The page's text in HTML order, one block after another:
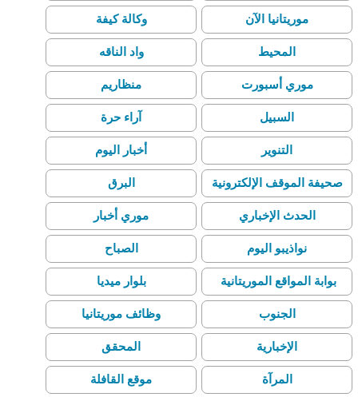
موريتانيا الآن وكالة كيفة
المحيط واد الناقه
موري أسبورت منظاريم
السبيل آراء حرة
التنوير أخبار اليوم
صحيفة الموقف الإلكترونية البرق
الحدث الإخباري موري أخبار
نواذيبو اليوم الصباح
بوابة المواقع الموريتانية بلوار ميديا
الجنوب وظائف موريتانيا
الإخبارية المحقق
المرآة موقع القافلة